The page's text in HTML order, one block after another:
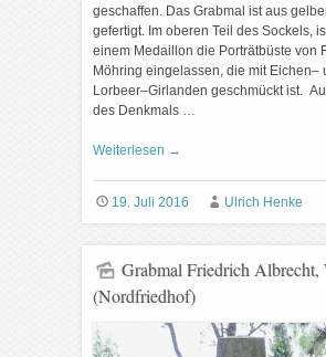
geschaffen. Das Grabmal ist aus
gefertigt. Im oberen Teil des Sockels,
einem Medaillon die Porträtbüste von
Möhring eingelassen, die mit Eichen–
Lorbeer–Girlanden geschmückt ist.
des Denkmals …
Weiterlesen →
19. Juli 2016 Ulrich Henke
Grabmal Friedrich Albrecht,
(Nordfriedhof)